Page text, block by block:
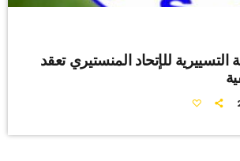
التسييرية للإتحاد المنستيري تعقد